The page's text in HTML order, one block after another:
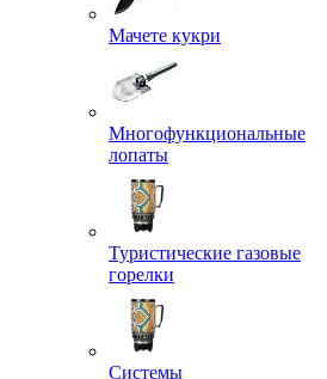
Мачете кукри
Многофункциональные
лопаты
Туристические газовые
горелки
Системы